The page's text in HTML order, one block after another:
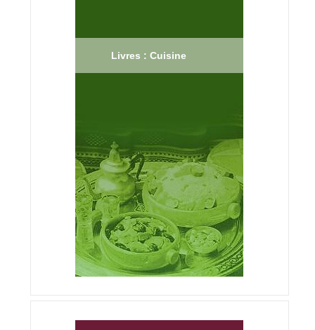
Livres : Cuisine